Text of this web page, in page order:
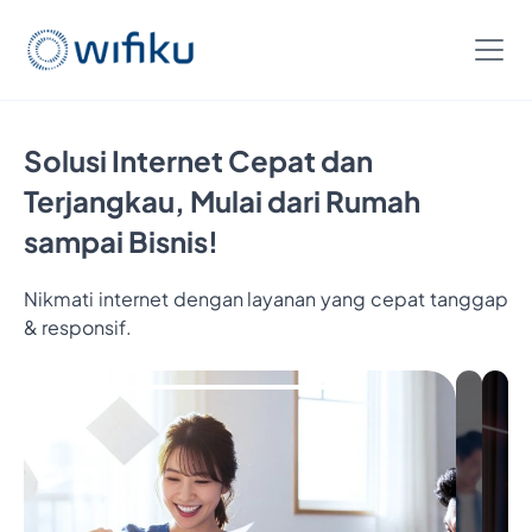
Solusi Internet Cepat dan
Terjangkau, Mulai dari Rumah
sampai Bisnis!
Nikmati internet dengan layanan yang cepat tanggap
& responsif.
Bayar
Nikmatin
Bulan
Internetan
Cukup
Bayar